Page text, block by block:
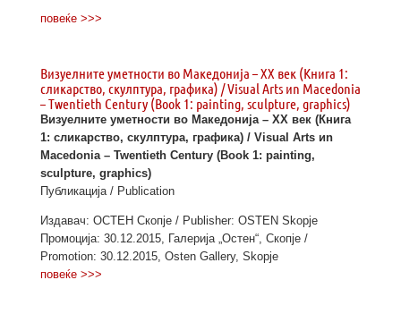
повеќе >>>
Визуелните уметности во Македонија – ХХ век (Книга 1:
сликарство, скулптура, графика) / Visual Arts иn Macedonia
– Twentieth Century (Book 1: painting, sculpture, graphics)
Визуелните уметности во Македонија – ХХ век (Книга
1: сликарство, скулптура, графика) / Visual Arts иn
Macedonia – Twentieth Century (Book 1: painting,
sculpture, graphics)
Публикација / Publication
Издавач: ОСТЕН Скопје / Publisher: OSTEN Skopje
Промоција: 30.12.2015, Галерија „Остен“, Скопје /
Promotion: 30.12.2015, Osten Gallery, Skopje
повеќе >>>